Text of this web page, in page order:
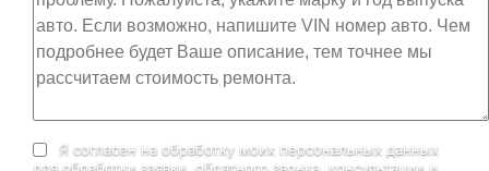
Я согласен на обработку моих персональных данных
для обработки заявки, обратного звонка, консультации и